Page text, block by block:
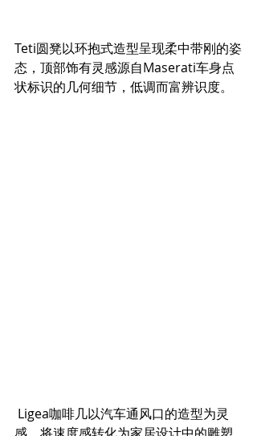
Teti圆凳以环抱式造型呈现柔中带刚的姿
态，顶部饰有灵感源自Maserati车身点
状标识的几何细节，低调而富辨识度。
Ligea咖啡几以汽车通风口的造型为灵